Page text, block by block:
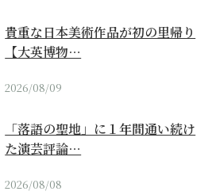
貴重な日本美術作品が初の里帰り
【大英博物…
2026/08/09
「落語の聖地」に１年間通い続け
た演芸評論…
2026/08/08